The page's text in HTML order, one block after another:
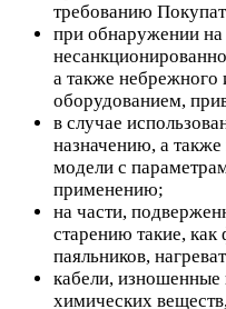
требованию
при обнаружении
а также небрежного
оборудованием,
в случае
назначению, а
модели с
применению;
на части,
старению такие,
паяльников,
кабели, изношенные
химических